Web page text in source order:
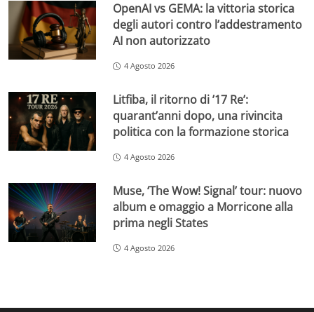
OpenAI vs GEMA: la vittoria storica
degli autori contro l’addestramento
AI non autorizzato
4 Agosto 2026
Litfiba, il ritorno di ’17 Re’:
quarant’anni dopo, una rivincita
politica con la formazione storica
4 Agosto 2026
Muse, ‘The Wow! Signal’ tour: nuovo
album e omaggio a Morricone alla
prima negli States
4 Agosto 2026